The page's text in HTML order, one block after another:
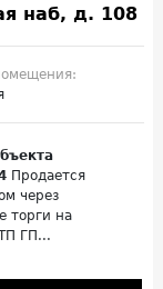
наб, д. 108
Продается
через
торги на
ГП...